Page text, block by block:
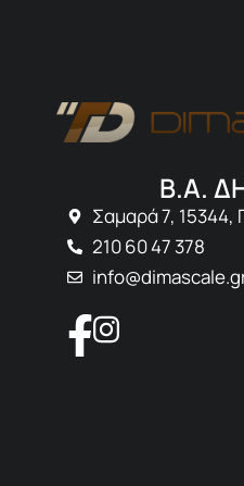
Β.Α.
Σαμαρά 7, 15344,
210 60 47 378